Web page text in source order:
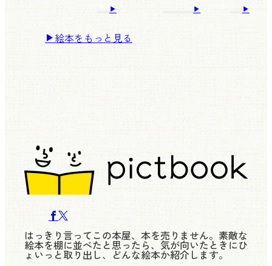
絵本をもっと見る
はっきり言ってこの本屋、本を売りません。素敵な
絵本を棚に並べたと思ったら、気が向いたときにひ
ょいっと取り出し、どんな絵本か紹介します。